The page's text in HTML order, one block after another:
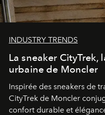
INDUSTRY TRENDS
La sneaker
urbaine de Moncler
Inspirée des sneakers de
CityTrek de Moncler
confort durable et